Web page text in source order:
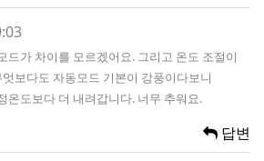
드가 차이를 모르겠어요. 그리고 온도 조절이
보다도 자동모드 기본이 강풍이다보니
온도보다 더 내려갑니다. 너무 추워요.
답변